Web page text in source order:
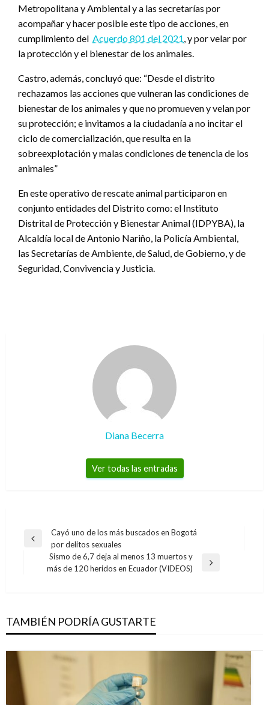
Metropolitana y Ambiental y a las secretarías por
acompañar y hacer posible este tipo de acciones, en
cumplimiento del Acuerdo 801 del 2021, y por velar por
la protección y el bienestar de los animales.
Castro, además, concluyó que: “Desde el distrito
rechazamos las acciones que vulneran las condiciones de
bienestar de los animales y que no promueven y velan por
su protección; e invitamos a la ciudadanía a no incitar el
ciclo de comercialización, que resulta en la
sobreexplotación y malas condiciones de tenencia de los
animales”
En este operativo de rescate animal participaron en
conjunto entidades del Distrito como: el Instituto
Distrital de Protección y Bienestar Animal (IDPYBA), la
Alcaldía local de Antonio Nariño, la Policía Ambiental,
las Secretarías de Ambiente, de Salud, de Gobierno, y de
Seguridad, Convivencia y Justicia.
Diana Becerra
Ver todas las entradas
Navegación
entradas
Entrada
anterior
Cayó uno de los más buscados en Bogotá
por delitos sexuales
Entrada
Sismo de 6,7 deja al menos 13 muertos y
más de 120 heridos en Ecuador (VIDEOS)
TAMBIÉN PODRÍA GUSTARTE